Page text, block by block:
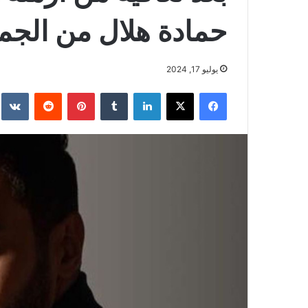
حمادة هلال من
يوليو 17, 2024
فيسبوك ‫X لينكدإن بينتيريست